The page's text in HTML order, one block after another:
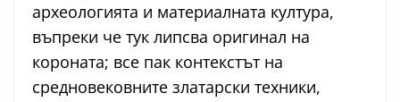
археологията и материалната култура,
въпреки че тук липсва оригинал на
короната; все пак контекстът на
средновековните златарски техники,